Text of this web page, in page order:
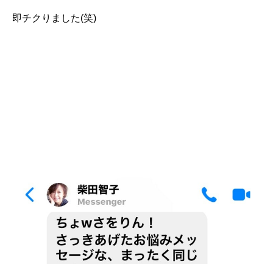
即チクりました(笑)
INSTA YOUTUBE 総合案内